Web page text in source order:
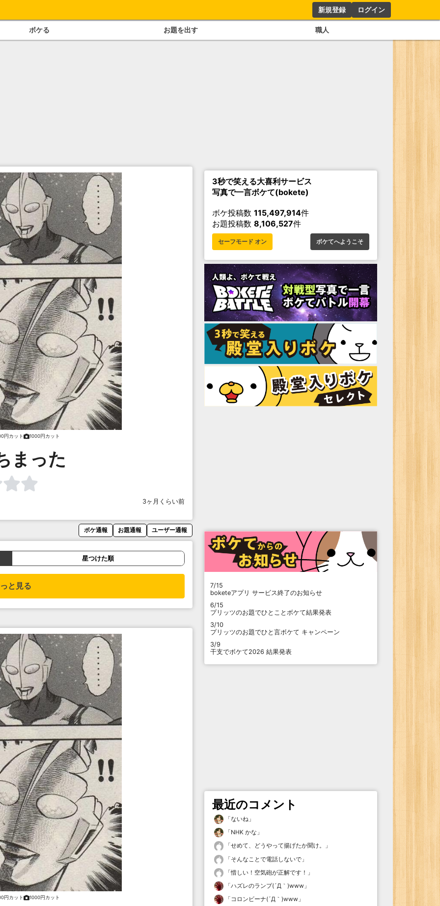
新規登録 ログイン
ボケる お題を出す 職人
円カット 1000円カット
まった
3ヶ月くらい前
ボケ通報 お題通報 ユーザー通報
星つけた順
と見る
円カット 1000円カット
3秒で笑える大喜利サービス
写真で一言ボケて(bokete)
ボケ投稿数 115,497,914件
お題投稿数 8,106,527件
セーフモード オン ボケてへようこそ
7/15
boketeアプリ サービス終了のお知らせ
6/15
プリッツのお題でひとことボケて結果発表
3/10
プリッツのお題でひと言ボケて キャンペーン
3/9
干支でボケて2026 結果発表
最近のコメント
「ないね 」
「NHK かな 」
「せめて、どうやって揚げたか聞け。
」
「そんなことで電話しないで 」
「惜しい！空気砲が正解です！ 」
「ハズレのランプ(´Д｀)www 」
「コロンビーナ(´Д｀)www 」